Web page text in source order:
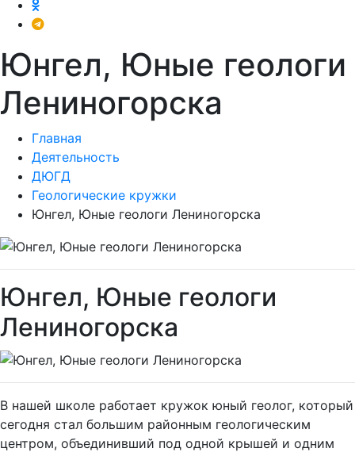
Юнгел, Юные геологи
Лениногорска
Главная
Деятельность
ДЮГД
Геологические кружки
Юнгел, Юные геологи Лениногорска
Юнгел, Юные геологи
Лениногорска
В нашей школе работает кружок юный геолог, который
сегодня стал большим районным геологическим
центром, объединивший под одной крышей и одним